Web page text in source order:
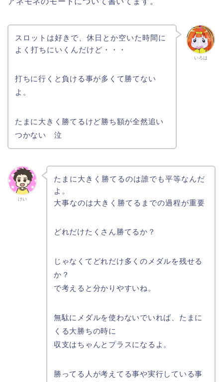
いろは
スロットは好きで、休日とか空いた時間に
よく打ちにいくんだけど・・・
打ちに行くと負ける事が多くて勝てない
よ。
たまに大きく勝てるけど勝ち額が全然追い
つかない 泣
けい
たまに大きく勝てるのは誰でも平等なんだ
よ。
大事なのは大きく勝てるまでの過程が重要
どれだけたくさん勝てるか？
じゃなくてどれだけ多くのメダルを残せる
か？
で考えると分かりやすいね。
無駄にメダルを使わないでいれば、たまに
くる大勝ちの時に
収支はちゃんとプラスになるよ。
勝ってる人が考えてる事や実行している事